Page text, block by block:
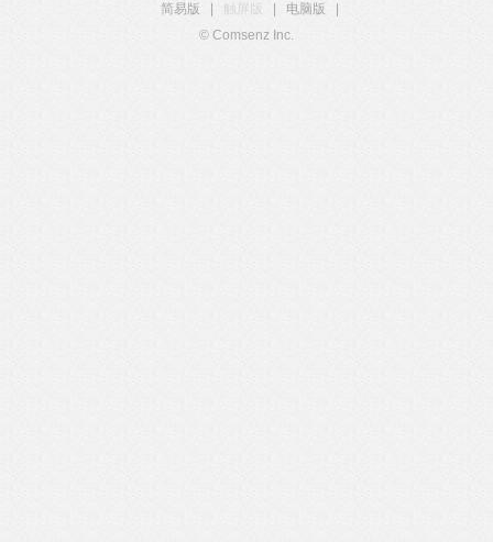
简易版
触屏版 电脑版
© Comsenz Inc.